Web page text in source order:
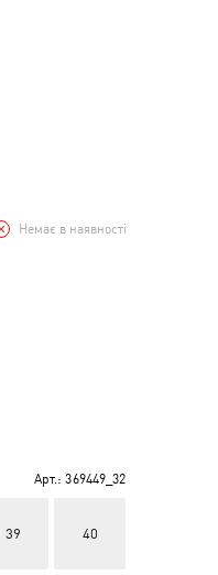
Немає в наявності
Арт.: 369449_32
39 40